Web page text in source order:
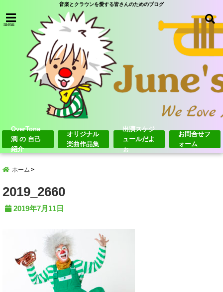
音楽とクラウンを愛する皆さんのためのブログ
menu
OverTone
潤 の 自己
紹介
オリジナル
楽曲作品集
出演スケジ
ュールだよ
ぉ
お問合せフ
ォーム
ホーム
2019_2660
2019年7月11日